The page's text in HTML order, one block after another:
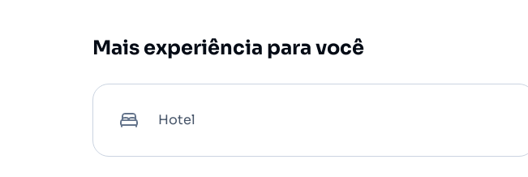
Mais experiência para você
Hotel